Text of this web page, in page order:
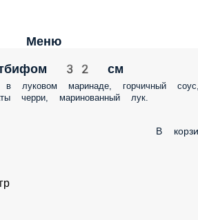
Меню
32 см
маринаде, горчичный соус, салат
маринованный лук.
В